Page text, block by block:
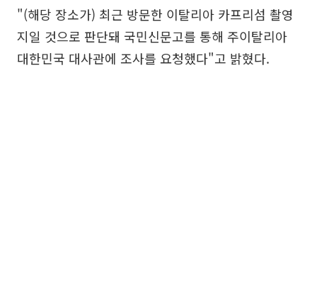
"(해당 장소가) 최근 방문한 이탈리아 카프리섬 촬영
지일 것으로 판단돼 국민신문고를 통해 주이탈리아
대한민국 대사관에 조사를 요청했다"고 밝혔다.